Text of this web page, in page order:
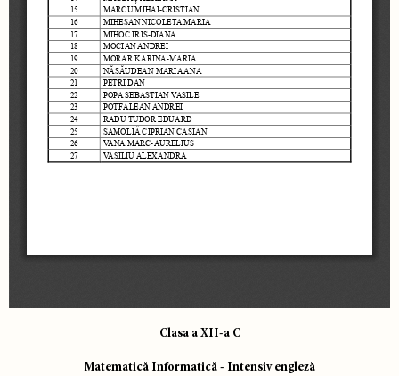
Clasa a XII-a C
Matematică Informatică - Intensiv engleză